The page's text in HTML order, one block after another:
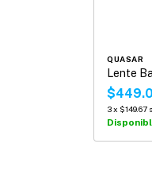
QUASAR
Lente
3x $149.67